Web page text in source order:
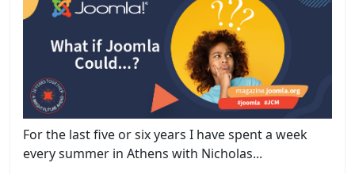
For the last five or six years I have spent a week
every summer in Athens with Nicholas...